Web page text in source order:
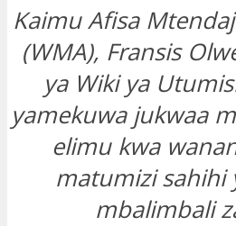
Kaimu Afisa
(WMA), Fransis
ya Wiki ya
yamekuwa jukwaa
elimu kwa
matumizi sahihi
mbalimbali